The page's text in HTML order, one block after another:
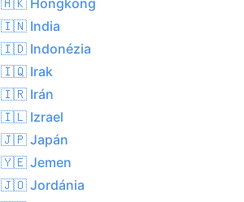
🇭🇰 Hongkong
🇮🇳 India
🇮🇩 Indonézia
🇮🇶 Irak
🇮🇷 Irán
🇮🇱 Izrael
🇯🇵 Japán
🇾🇪 Jemen
🇯🇴 Jordánia